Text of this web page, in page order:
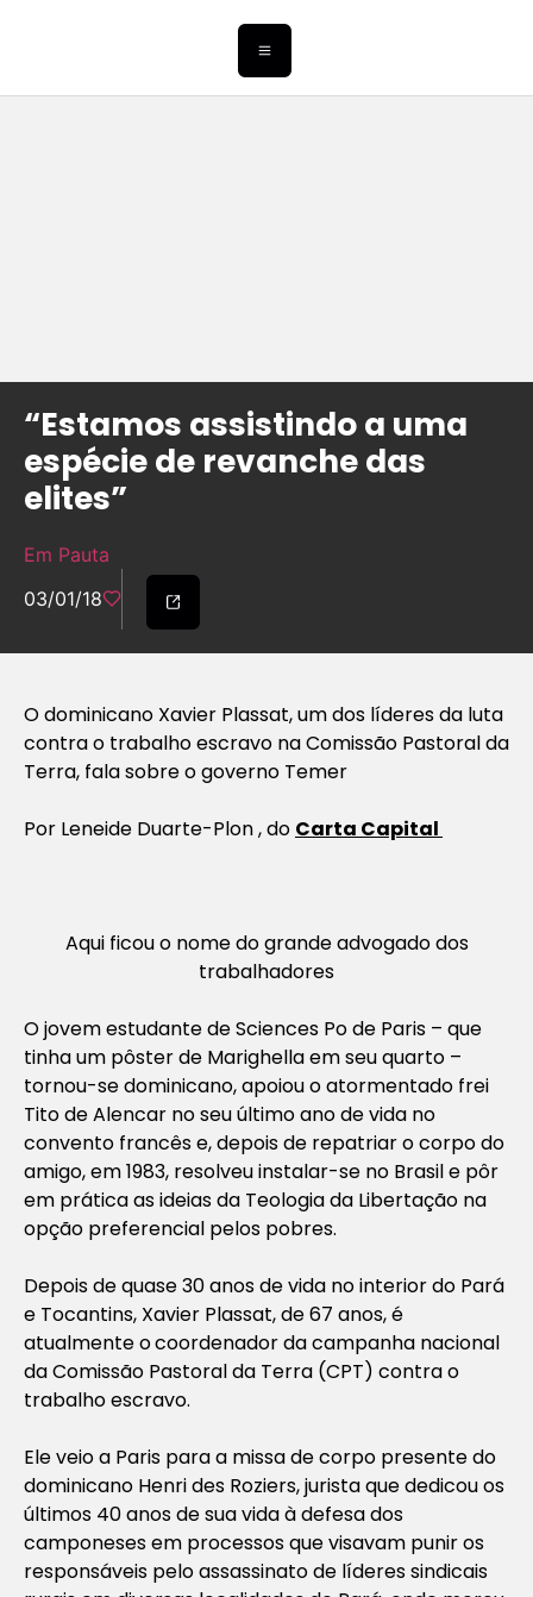
“Estamos assistindo a uma
espécie de revanche das
elites”
Em Pauta
03/01/18
O dominicano Xavier Plassat, um dos líderes da luta
contra o trabalho escravo na Comissão Pastoral da
Terra, fala sobre o governo Temer
Por Leneide Duarte-Plon , do Carta Capital
Aqui ficou o nome do grande advogado dos
trabalhadores
Ojovem estudante de Sciences Po de Paris – que
tinha um pôster de Marighella em seu quarto –
tornou-se dominicano, apoiou o atormentado frei
Tito de Alencar no seu último ano de vida no
convento francês e, depois de repatriar o corpo do
amigo, em 1983, resolveu instalar-se no Brasil e pôr
em prática as ideias da Teologia da Libertação na
opção preferencial pelos pobres.
Depois de quase 30 anos de vida no interior do Pará
e Tocantins, Xavier Plassat, de 67 anos, é
atualmente ocoordenador da campanha nacional
da Comissão Pastoral da Terra (CPT) contra o
trabalho escravo.
Ele veio a Paris para a missa de corpo presente do
dominicano Henri des Roziers, jurista que dedicou os
últimos 40 anos de sua vida à defesa dos
camponeses em processos que visavam punir os
responsáveis pelo assassinato de líderes sindicais